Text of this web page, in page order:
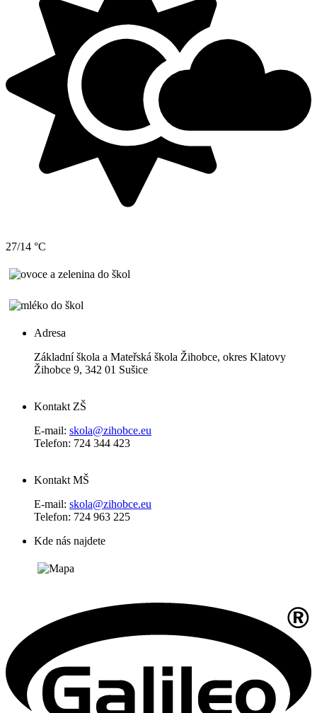
27/14 °C
Adresa
Základní škola a Mateřská škola Žihobce, okres Klatovy
Žihobce 9, 342 01 Sušice
Kontakt ZŠ
E-mail: skola@zihobce.eu
Telefon: 724 344 423
Kontakt MŠ
E-mail: skola@zihobce.eu
Telefon: 724 963 225
Kde nás najdete